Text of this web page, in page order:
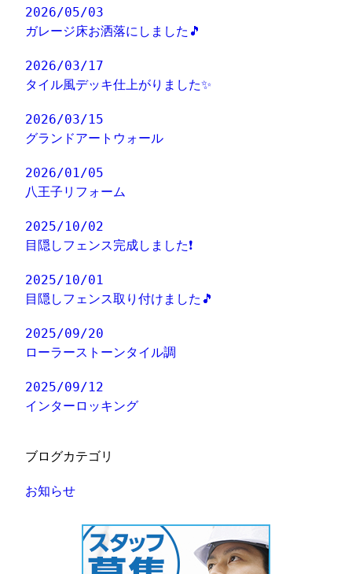
2026/05/03
ガレージ床お洒落にしました🎵
2026/03/17
タイル風デッキ仕上がりました✨
2026/03/15
グランドアートウォール
2026/01/05
八王子リフォーム
2025/10/02
目隠しフェンス完成しました❗
2025/10/01
目隠しフェンス取り付けました🎵
2025/09/20
ローラーストーンタイル調
2025/09/12
インターロッキング
ブログカテゴリ
お知らせ